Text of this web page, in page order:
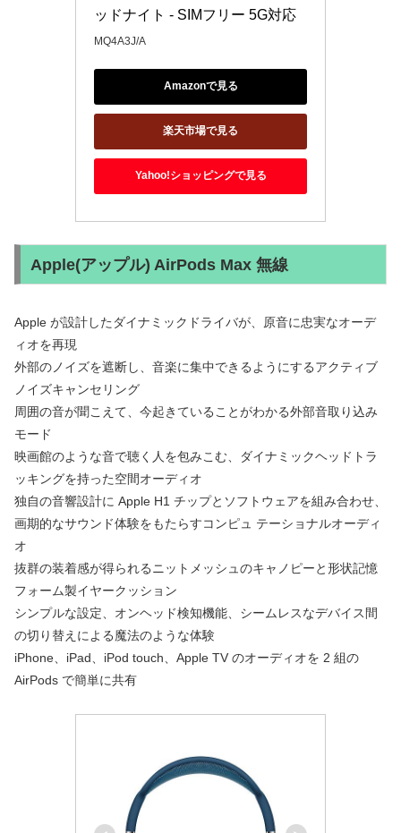
ッドナイト - SIMフリー 5G対応
MQ4A3J/A
Amazonで見る
楽天市場で見る
Yahoo!ショッピングで見る
Apple(アップル) AirPods Max 無線
Apple が設計したダイナミックドライバが、原音に忠実なオーデ
ィオを再現
外部のノイズを遮断し、音楽に集中できるようにするアクティブ
ノイズキャンセリング
周囲の音が聞こえて、今起きていることがわかる外部音取り込み
モード
映画館のような音で聴く人を包みこむ、ダイナミックヘッドトラ
ッキングを持った空間オーディオ
独自の音響設計に Apple H1 チップとソフトウェアを組み合わせ、
画期的なサウンド体験をもたらすコンピュ テーショナルオーディ
オ
抜群の装着感が得られるニットメッシュのキャノピーと形状記憶
フォーム製イヤークッション
シンプルな設定、オンヘッド検知機能、シームレスなデバイス間
の切り替えによる魔法のような体験
iPhone、iPad、iPod touch、Apple TV のオーディオを 2 組の
AirPods で簡単に共有